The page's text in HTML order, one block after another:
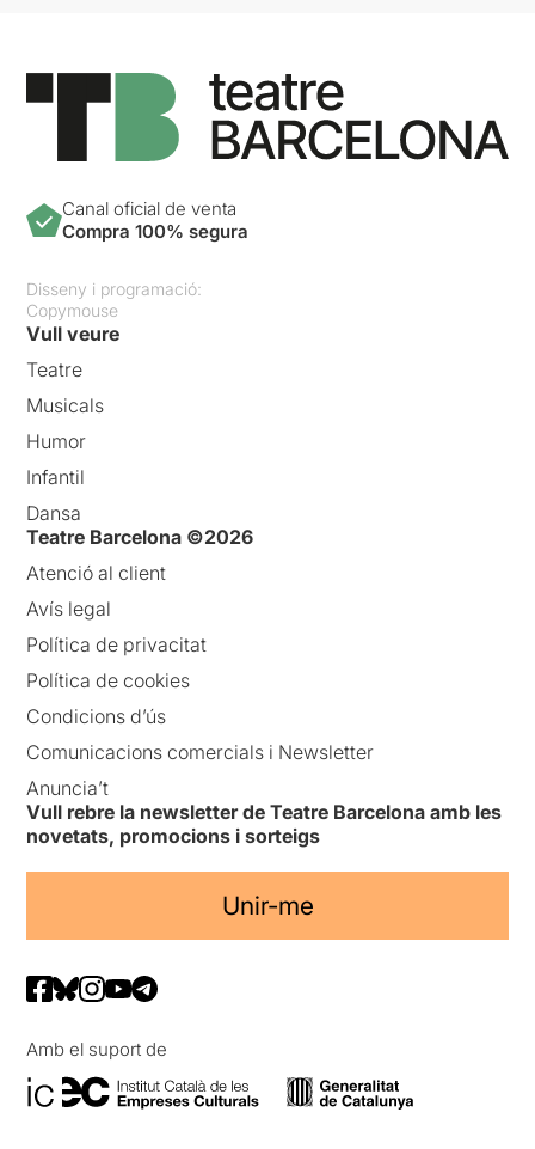
Canal oficial de venta
Compra 100% segura
Disseny i programació:
Copymouse
Vull veure
Teatre
Musicals
Humor
Infantil
Dansa
Teatre Barcelona ©2026
Atenció al client
Avís legal
Política de privacitat
Política de cookies
Condicions d’ús
Comunicacions comercials i Newsletter
Anuncia’t
Vull rebre la newsletter de Teatre Barcelona amb les
novetats, promocions i sorteigs
Unir-me
Amb el suport de